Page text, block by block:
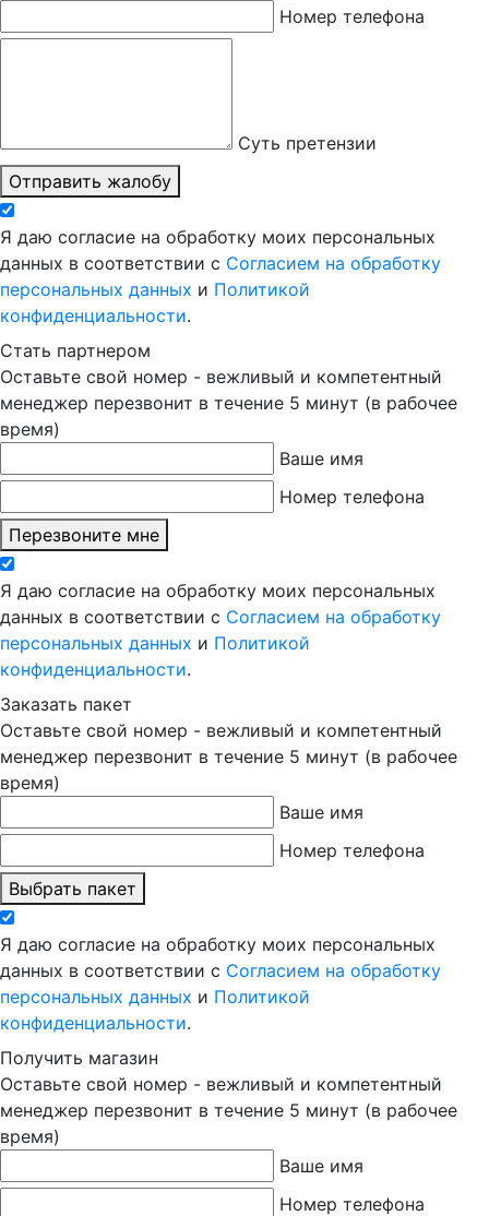
Номер телефона
Суть претензии
Отправить жалобу
Я даю согласие на обработку моих персональных
данных в соответствии с Согласием на обработку
персональных данных и Политикой
конфиденциальности.
Стать партнером
Оставьте свой номер - вежливый и компетентный
менеджер перезвонит в течение 5 минут (в рабочее
время)
Ваше имя
Номер телефона
Перезвоните мне
Я даю согласие на обработку моих персональных
данных в соответствии с Согласием на обработку
персональных данных и Политикой
конфиденциальности.
Заказать пакет
Оставьте свой номер - вежливый и компетентный
менеджер перезвонит в течение 5 минут (в рабочее
время)
Ваше имя
Номер телефона
Выбрать пакет
Я даю согласие на обработку моих персональных
данных в соответствии с Согласием на обработку
персональных данных и Политикой
конфиденциальности.
Получить магазин
Оставьте свой номер - вежливый и компетентный
менеджер перезвонит в течение 5 минут (в рабочее
время)
Ваше имя
Номер телефона